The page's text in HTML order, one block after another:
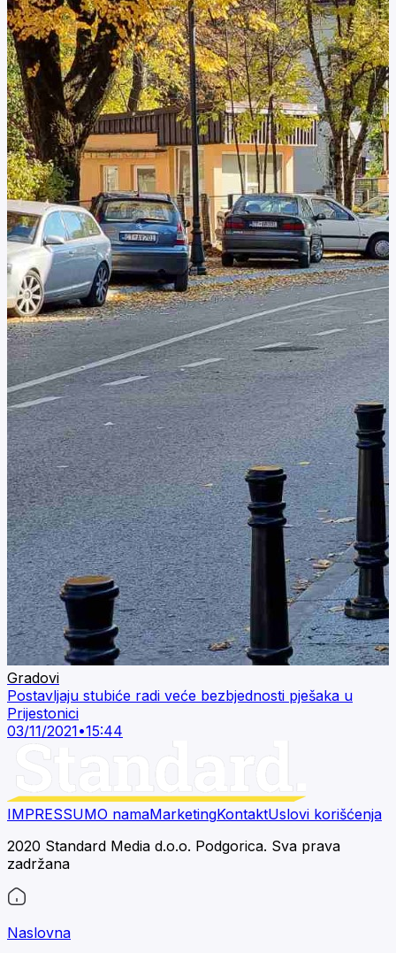
Gradovi
Postavljaju stubiće radi veće bezbjednosti pješaka u
Prijestonici
03/11/2021•15:44
IMPRESSUMO namaMarketingKontaktUslovi korišćenja
2020 Standard Media d.o.o. Podgorica. Sva prava
zadržana
Naslovna